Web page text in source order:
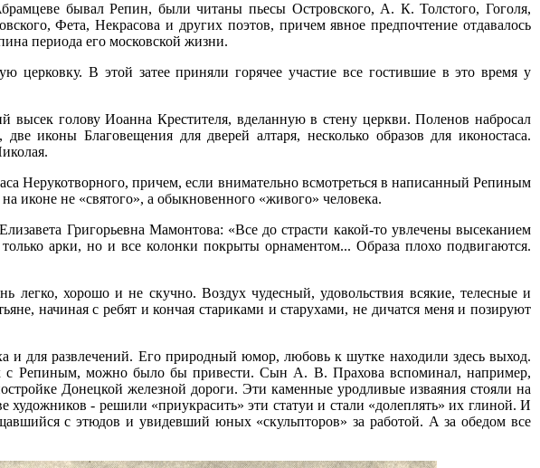
бывал Репин, были читаны пьесы Островского, А. К. Толстого, Гоголя,
Фета, Некрасова и других поэтов, причем явное предпочтение отдавалось
периода его московской жизни.
В этой затее приняли горячее участие все гостившие в это время у
голову Иоанна Крестителя, вделанную в стену церкви. Поленов набросал
иконы Благовещения для дверей алтаря, несколько образов для иконостаса.
Нерукотворного, причем, если внимательно всмотреться в написанный Репиным
иконе не «святого», а обыкновенного «живого» человека.
Григорьевна Мамонтова: «Все до страсти какой-то увлечены высеканием
арки, но и все колонки покрыты орнаментом... Образа плохо подвигаются.
легко, хорошо и не скучно. Воздух чудесный, удовольствия всякие, телесные и
начиная с ребят и кончая стариками и старухами, не дичатся меня и позируют
для развлечений. Его природный юмор, любовь к шутке находили здесь выход.
с Репиным, можно было бы привести. Сын А. В. Прахова вспоминал, например,
Донецкой железной дороги. Эти каменные уродливые изваяния стояли на
- решили «приукрасить» эти статуи и стали «долеплять» их глиной. И
с этюдов и увидевший юных «скульпторов» за работой. А за обедом все